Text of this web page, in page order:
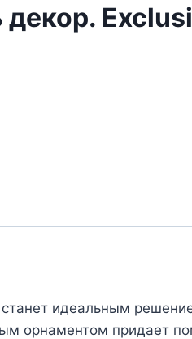
станет идеальным
орнаментом придает